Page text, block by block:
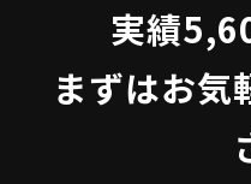
実績
まずはお気